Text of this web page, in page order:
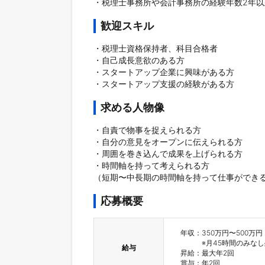
歓迎スキル
・税理士資格保持者、科目合格者
・自己成長意欲のある方
・スタートアップ企業に興味がある方
・スタートアップ支援の経験がある方
求める人物像
・自責で物事を捉えられる方
・自分の意見をオープンに伝えられる方
・周囲を巻き込んで成果を上げられる方
・時間軸を持って考えられる方
（短期〜中長期の時間軸を持って仕事ができ
応募概要
給与
年収：350万円〜500万円
※月45時間のみなし
昇給：最大年2回
賞与：年2回